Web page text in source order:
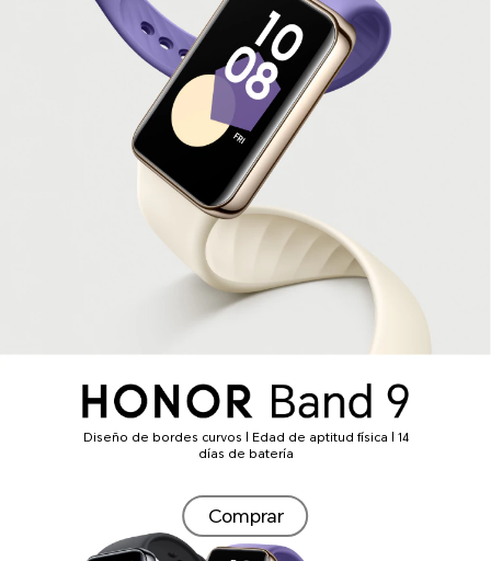
Diseño de bordes curvos | Edad de aptitud física | 14
días de batería
Comprar